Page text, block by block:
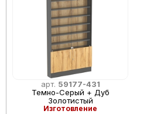
арт. 59177-431
Темно-Серый + Дуб
Золотистый
Изготовление